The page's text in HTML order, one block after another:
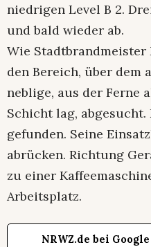
niedrigen Level B 2.
und bald wieder ab.
Wie
den Bereich, über dem
neblige, aus der Ferne
Schicht lag, abgesucht.
gefunden. Seine
abrücken. Richtung
zu einer
Arbeitsplatz.
NRWZ.de bei